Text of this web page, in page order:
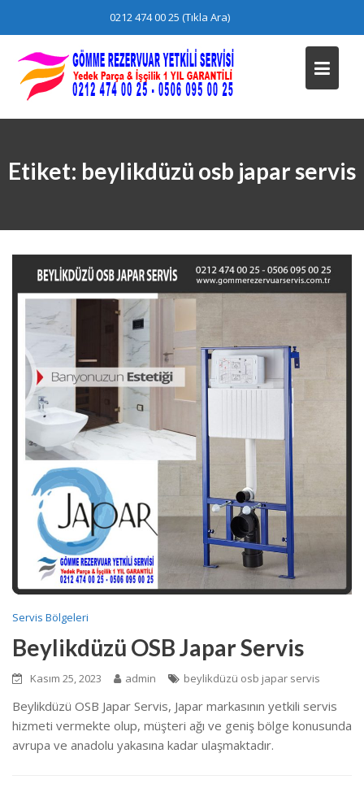
content
0212 474 00 25 (Tıkla Ara)
Etiket: beylikdüzü osb japar servis
Servis Bölgeleri
Beylikdüzü OSB Japar Servis
Kasım 25, 2023 admin beylikdüzü osb japar servis
Beylikdüzü OSB Japar Servis, Japar markasının yetkili servis
hizmeti vermekte olup, müşteri ağı ve geniş bölge konusunda
avrupa ve anadolu yakasına kadar ulaşmaktadır.